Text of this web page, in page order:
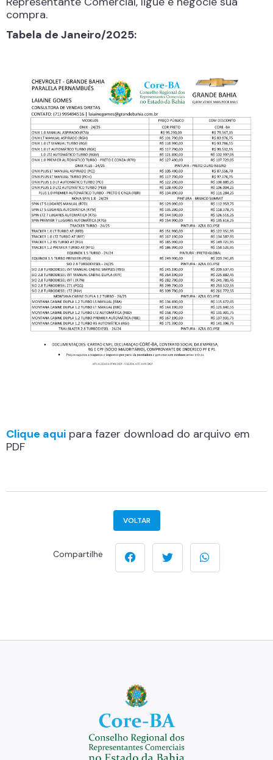
compra.
Tabela de Janeiro/2025:
Clique aqui para fazer download do arquivo em
PDF
VOLTAR
Compartilhe